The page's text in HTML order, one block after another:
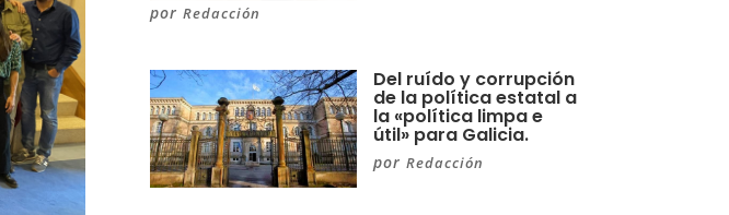
por Redacción
Del ruído y corrupción
de la política estatal a
la «política limpa e
útil» para Galicia.
porRedacción